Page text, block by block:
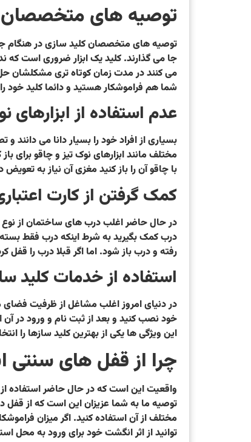
توصیه های متخصصان
توصیه های متخصصان کلید سازیدر هنگام
جا می گذارند. کلید یک ابزار ضروری است که
می کنند در مدت زمان کوتاه تری مشکلشان حل
شما هم فراموشکار هستید و دائما کلید خود
عدم استفاده از ابزارهای
بسیاری از افراد خود را بسیار دانا می دانند
مختلف مانند ابزارهای نوک تیز و چاقو
با چاقو آن را باز کنید مغزی آن نیاز به
کمک گرفتن از کارت
در حال حاضر اغلب درب های ساختمان از نوع
درب کمک بگیرید به شرط اینکه درب فقط بسته
رفته و درب باز شود. اما اگر قبلا درب را قفل
استفاده از خدمات کلید
در دنیای امروز اغلب مشاغل از ظرفیت فضای
خود نصب کنید و بعد از ثبت نام و ورود در آن
این ویژگی ها یکی از بهترین کلید سازها را
چرا از قفل های سنتی
واقعیت این است که در حال حاضر استفاده
توصیه ما به شما عزیزان این است که از قفل
مختلف از آن استفاده کنید. اگر میزان
توانید از اثر انگشت خود برای ورود به